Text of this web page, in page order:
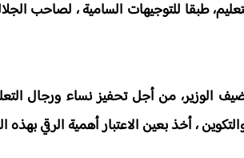
طبقا للتوجيهات السامية ، لصاحب
الوزير، من أجل تحفيز نساء ورجال
، أخذ بعين الاعتبار أهمية الرقي بهذه